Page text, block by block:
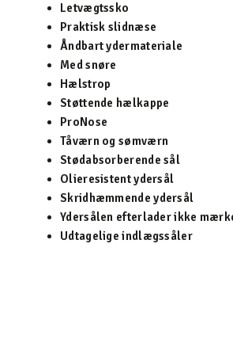
Letvægtssko
Praktisk slidnæse
Åndbart ydermateriale
Med snøre
Hælstrop
Støttende hælkappe
ProNose
Tåværn og sømværn
Stødabsorberende sål
Olieresistent ydersål
Skridhæmmende ydersål
Ydersålen efterlader ikke
Udtagelige indlægssåler